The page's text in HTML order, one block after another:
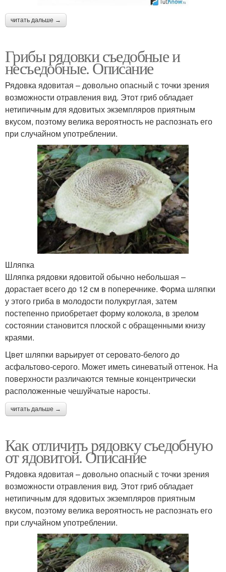
читать дальше →
Грибы рядовки съедобные и
несъедобные. Описание
Рядовка ядовитая – довольно опасный с точки зрения
возможности отравления вид. Этот гриб обладает
нетипичным для ядовитых экземпляров приятным
вкусом, поэтому велика вероятность не распознать его
при случайном употреблении.
Шляпка
Шляпка рядовки ядовитой обычно небольшая –
дорастает всего до 12 см в поперечнике. Форма шляпки
у этого гриба в молодости полукруглая, затем
постепенно приобретает форму колокола, в зрелом
состоянии становится плоской с обращенными книзу
краями.
Цвет шляпки варьирует от серовато-белого до
асфальтово-серого. Может иметь синеватый оттенок. На
поверхности различаются темные концентрически
расположенные чешуйчатые наросты.
читать дальше →
Как отличить рядовку съедобную
от ядовитой. Описание
Рядовка ядовитая – довольно опасный с точки зрения
возможности отравления вид. Этот гриб обладает
нетипичным для ядовитых экземпляров приятным
вкусом, поэтому велика вероятность не распознать его
при случайном употреблении.